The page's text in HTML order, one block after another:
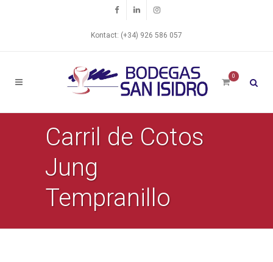
Kontact: (+34) 926 586 057
0
Carril de Cotos
Jung
Tempranillo